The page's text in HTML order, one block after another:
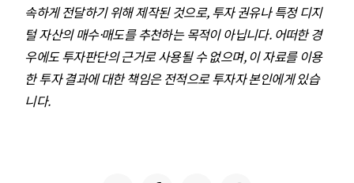
속하게 전달하기 위해 제작된 것으로, 투자 권유나 특정 디지
털 자산의 매수·매도를 추천하는 목적이 아닙니다. 어떠한 경
우에도 투자판단의 근거로 사용될 수 없으며, 이 자료를 이용
한 투자 결과에 대한 책임은 전적으로 투자자 본인에게 있습
니다.